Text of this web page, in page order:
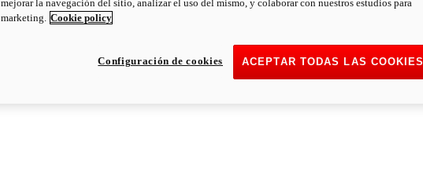
mejorar la navegación del sitio, analizar el uso del mismo, y colaborar con nuestros estudios para
marketing. Cookie policy
ACEPTAR TODAS LAS COOKIES
Configuración de cookies